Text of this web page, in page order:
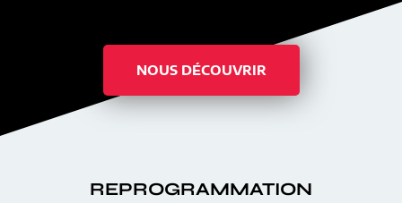
NOUS DÉCOUVRIR
REPROGRAMMATION